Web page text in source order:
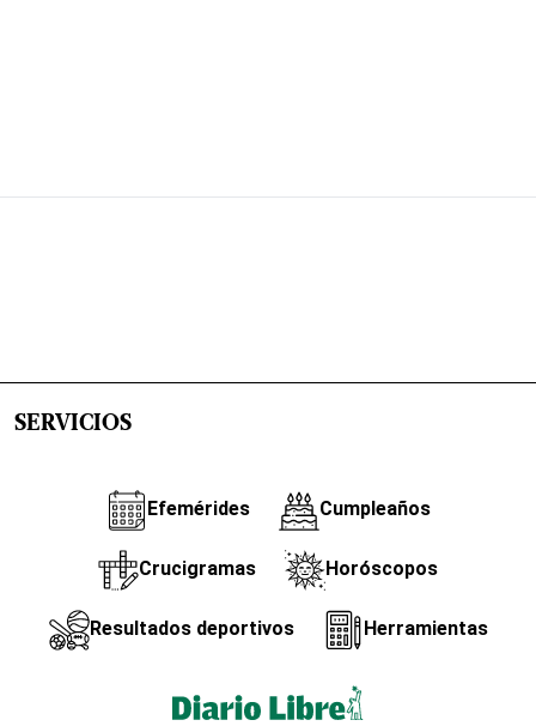
SERVICIOS
Efemérides Cumpleaños
Crucigramas Horóscopos
Resultados deportivos Herramientas